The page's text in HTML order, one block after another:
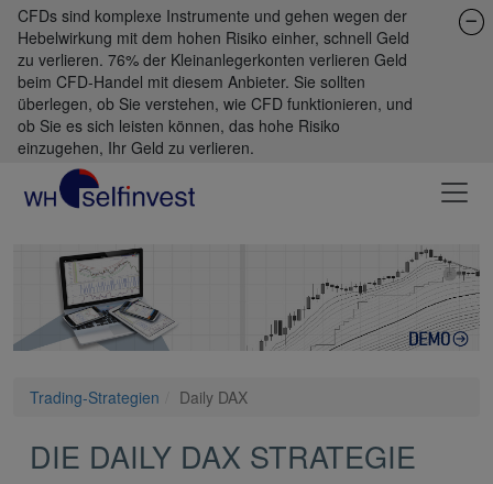
CFDs sind komplexe Instrumente und gehen wegen der
Hebelwirkung mit dem hohen Risiko einher, schnell Geld
zu verlieren. 76% der Kleinanlegerkonten verlieren Geld
beim CFD-Handel mit diesem Anbieter. Sie sollten
überlegen, ob Sie verstehen, wie CFD funktionieren, und
ob Sie es sich leisten können, das hohe Risiko
einzugehen, Ihr Geld zu verlieren.
Trading-Strategien Daily DAX
DIE DAILY DAX STRATEGIE